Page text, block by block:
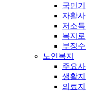
국민
자활
저소
복지로
부정
노인복지
주요
생활지
의료지